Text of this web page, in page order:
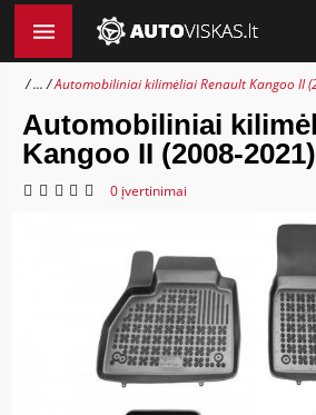
... Automobiliniai kilimėliai Renault Kangoo II
Automobiliniai
Kangoo II (2008-
0 įvertinimai